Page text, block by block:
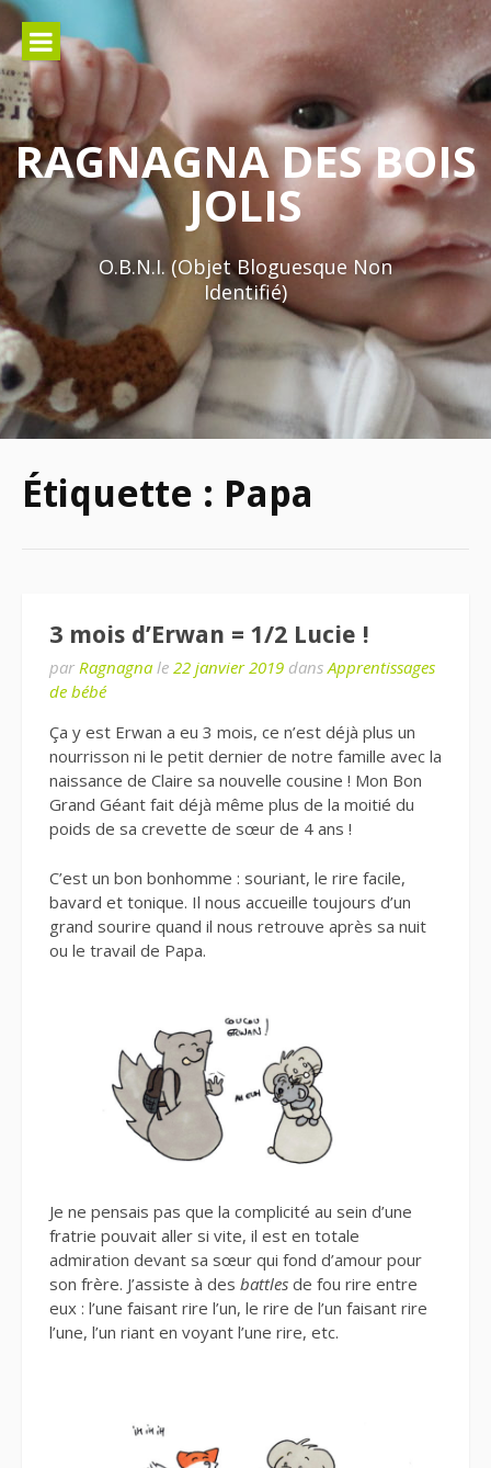
Aller
contenu
RAGNAGNA DES BOIS
JOLIS
O.B.N.I. (Objet Bloguesque Non
Identifié)
Étiquette : Papa
3 mois d’Erwan = 1/2 Lucie !
par Ragnagna le 22 janvier 2019 dansApprentissages
de bébé
Ça y est Erwan a eu 3 mois, ce n’est déjà plus un
nourrisson ni le petit dernier de notre famille avec la
naissance de Claire sa nouvelle cousine ! Mon Bon
Grand Géant fait déjà même plus de la moitié du
poids de sa crevette de sœur de 4 ans !
C’est un bon bonhomme : souriant, le rire facile,
bavard et tonique. Il nous accueille toujours d’un
grand sourire quand il nous retrouve après sa nuit
ou le travail de Papa.
Je ne pensais pas que la complicité au sein d’une
fratrie pouvait aller si vite, il est en totale
admiration devant sa sœur qui fond d’amour pour
son frère. J’assiste à des battles de fou rire entre
eux : l’une faisant rire l’un, le rire de l’un faisant rire
l’une, l’un riant en voyant l’une rire, etc.